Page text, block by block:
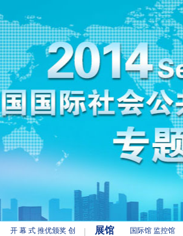
开 幕 式 推优颁奖 创
展馆
国际馆 监控馆